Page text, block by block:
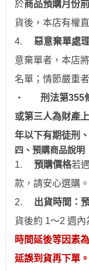
於商品預購月份前
貨後，本店有權
4.
惡意棄單處理
意棄單者，本店
名單；情節嚴重者
‧
刑法第355
或第三人為財產
年以下有期徒刑
四、預購商品說明
1.
預購價格若
款，請安心選購。
2.
出貨時間：
貨後約 1～2 週內
時間延後等因素
延誤到貨再下單。